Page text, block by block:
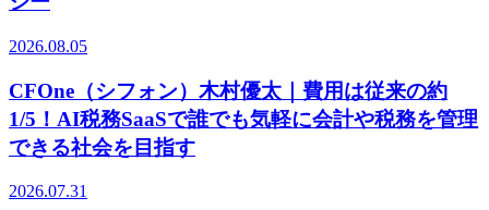
2026.08.05
CFOne（シフォン）木村優太｜費用は従来の約
1/5！AI税務SaaSで誰でも気軽に会計や税務を管理
できる社会を目指す
2026.07.31